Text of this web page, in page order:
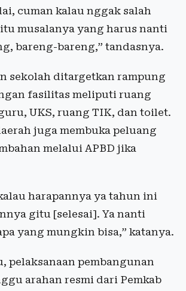
cuman kalau nggak salah
musalanya yang harus nanti
bareng-bareng,” tandasnya.
sekolah ditargetkan rampung
fasilitas meliputi ruang
UKS, ruang TIK, dan toilet.
juga membuka peluang
melalui APBD jika
harapannya ya tahun ini
gitu [selesai]. Ya nanti
yang mungkin bisa,” katanya.
pelaksanaan pembangunan
arahan resmi dari Pemkab